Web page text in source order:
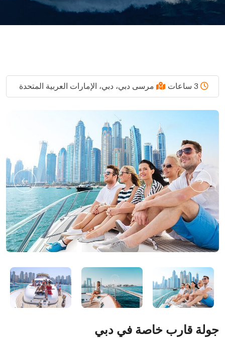
مرسى دبي، دبي، الإمارات العربية المتحدة
جولة قارب خاصة في دبي